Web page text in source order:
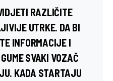
RAZLIČITE
UTRKE. DA BI
INFORMACIJE I
SVAKI VOZAČ
KADA STARTAJU